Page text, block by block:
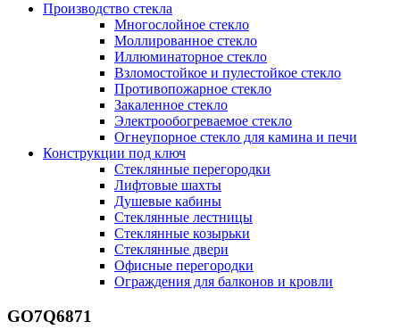
Производство стекла
Многослойное стекло
Моллированное стекло
Иллюминаторное стекло
Взломостойкое и пулестойкое стекло
Противопожарное стекло
Закаленное стекло
Электрообогреваемое стекло
Огнеупорное стекло для камина и печи
Конструкции под ключ
Стеклянные перегородки
Лифтовые шахты
Душевые кабины
Cтеклянные лестницы
Cтеклянные козырьки
Cтеклянные двери
Офисные перегородки
Ограждения для балконов и кровли
GO7Q6871